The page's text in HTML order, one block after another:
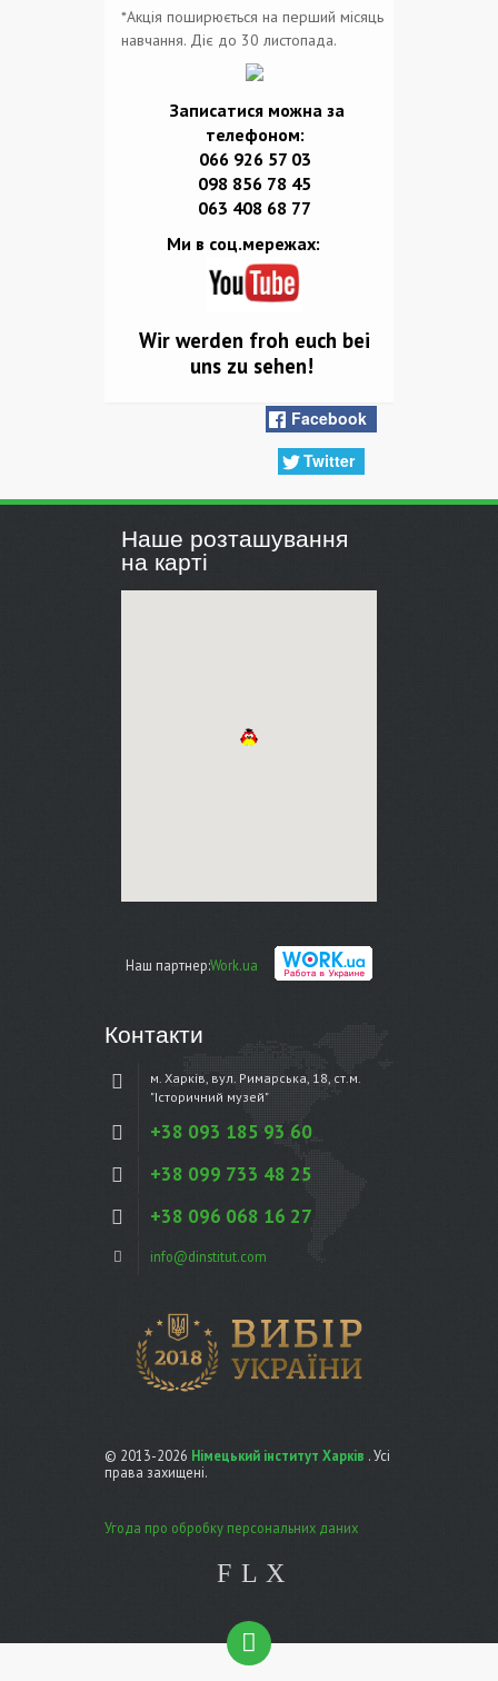
*Акція поширюється на перший місяць
навчання. Діє до 30 листопада.
Записатися можна за
телефоном:
066 926 57 03
098 856 78 45
063 408 68 77
Ми в соц.мережах:
Wir werden froh euch bei
uns zu sehen!
Facebook
Twitter
Наше розташування
на карті
Наш партнер:Work.ua
Контакти
м. Харків, вул. Римарська, 18, ст.м.
"Історичний музей"
+38 093 185 93 60
+38 099 733 48 25
+38 096 068 16 27
info@dinstitut.com
© 2013-2026 Німецький інститут Харків . Усі
права захищені.
Угода про обробку персональних даних
F L X